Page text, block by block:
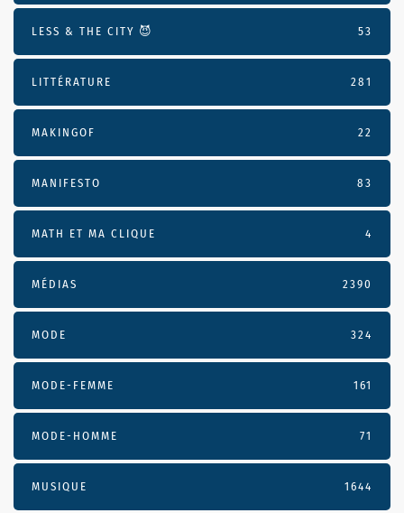
LESS & THE CITY 😈 53
LITTÉRATURE 281
MAKINGOF 22
MANIFESTO 83
MATH ET MA CLIQUE 4
MÉDIAS 2390
MODE 324
MODE-FEMME 161
MODE-HOMME 71
MUSIQUE 1644